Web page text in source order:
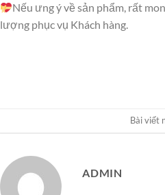
Nếu ưng ý về sản phẩm, rất
lượng phục vụ Khách hàng.
Bài viết
ADMIN